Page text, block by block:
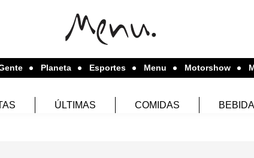
Planeta Esportes Menu Motorshow
ÚLTIMAS COMIDAS BEBIDA